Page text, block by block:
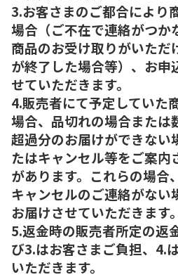
3.お客さまのご都合により
場合（ご不在で連絡がつか
商品のお受け取りがいただ
が終了した場合等）、お申
せていただきます。
4.販売者にて予定していた
場合、品切れの場合または
超過分のお届けができない
たはキャンセル等をご案内
があります。これらの場合
キャンセルのご連絡がない
お届けさせていただきます。
5.返金時の販売者所定の返
び3.はお客さまご負担、4.
いただきます。